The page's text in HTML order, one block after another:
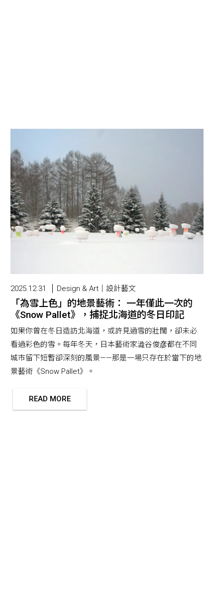
2025.12.31 Design & Art｜設計藝文
「為雪上色」的地景藝術： 一年僅此一次的
《Snow Pallet》，捕捉北海道的冬日印記
如果你曾在冬日造訪北海道，或許見過雪的壯闊，卻未必
看過彩色的雪。每年冬天，日本藝術家澁谷俊彦都在不同
城市留下短暫卻深刻的風景——那是一場只存在於當下的地
景藝術《Snow Pallet》。
READ MORE